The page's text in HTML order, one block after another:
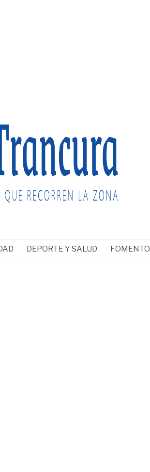
DEPORTE Y SALUD FOMENTO